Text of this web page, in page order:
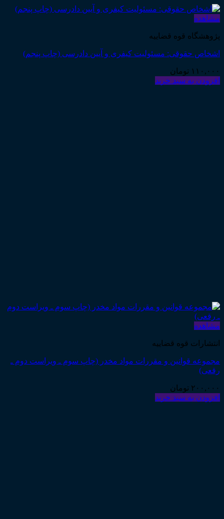
مشاهده
پژوهشگاه قوه قضاییه
اشخاص حقوقی: مسئولیت کیفری و آیین دادرسی (چاپ پنجم)
۱۱۰,۰۰۰ تومان
افزودن به سبد خرید
مشاهده
انتشارات قوه قضاییه
مجموعه قوانین و مقررات مواد مخدر (چاپ سوم ـ ویراست دوم ـ
رقعی)
۲۰۰,۰۰۰ تومان
افزودن به سبد خرید